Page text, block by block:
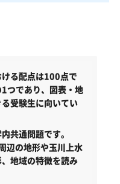
る配点は100点で
つであり、図表・地
受験生に向いてい
共通問題です。
辺の地形や玉川上水
地域の特徴を読み